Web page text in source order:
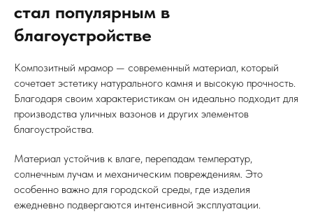
стал популярным в
благоустройстве
Композитный мрамор — современный материал, который
сочетает эстетику натурального камня и высокую прочность.
Благодаря своим характеристикам он идеально подходит для
производства уличных вазонов и других элементов
благоустройства.
Материал устойчив к влаге, перепадам температур,
солнечным лучам и механическим повреждениям. Это
особенно важно для городской среды, где изделия
ежедневно подвергаются интенсивной эксплуатации.